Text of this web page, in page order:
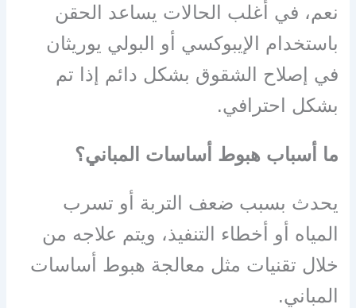
نعم، في أغلب الحالات يساعد الحقن
باستخدام الإيبوكسي أو البولي يوريثان
في إصلاح الشقوق بشكل دائم إذا تم
بشكل احترافي.
ما أسباب هبوط أساسات المباني؟
يحدث بسبب ضعف التربة أو تسرب
المياه أو أخطاء التنفيذ، ويتم علاجه من
خلال تقنيات مثل معالجة هبوط أساسات
المباني.